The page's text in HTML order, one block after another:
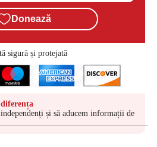
Donează
sigură și protejată
și să aducem informații de